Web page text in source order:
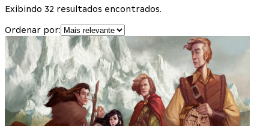
Exibindo 32 resultados encontrados.
Ordenar por: